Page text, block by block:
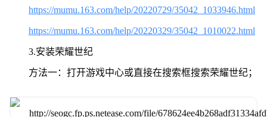
https://mumu.163.com/help/20220729/35042_1033946.html
https://mumu.163.com/help/20220329/35042_1010022.html
3.安装荣耀世纪
方法一：打开游戏中心或直接在搜索框搜索荣耀世纪；